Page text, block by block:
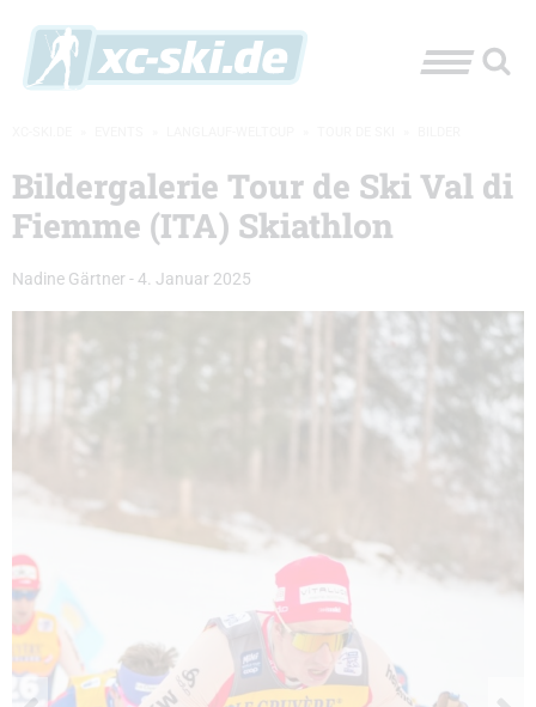
Bildergalerie Tour de Ski Val di
Fiemme (ITA) Skiathlon
Nadine Gärtner -4. Januar 2025